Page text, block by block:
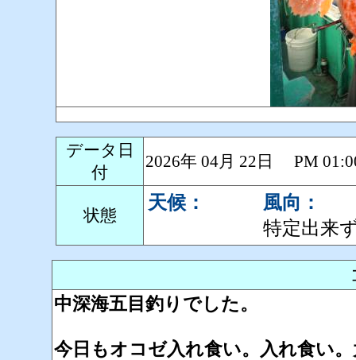
データ日
付
2026年 04月 22日 PM
状態
天候：
風向：
特定出来
中深海五目釣りでした。
今日もオコゼ入れ食い。入れ食い